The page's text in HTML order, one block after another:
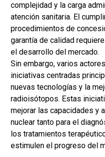
complejidad y la carga
atención sanitaria. El
procedimientos de
garantía de calidad
el desarrollo del mercado.
Sin embargo, varios
iniciativas centradas
nuevas tecnologías y la
radioisótopos. Estas
mejorar las capacidades y
nuclear tanto para el
los tratamientos
estimulen el progreso del